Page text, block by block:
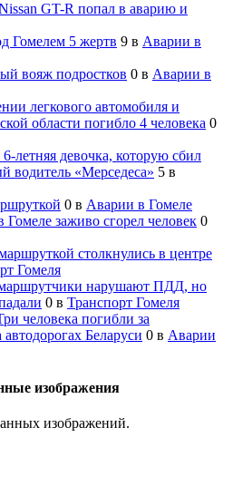
GT-R попал в аварию и
Гомелем 5 жертв 9 в Аварии в
вояж подростков 0 в Аварии в
легкового автомобиля и
области погибло 4 человека 0
летняя девочка, которую сбил
водитель «Мерседеса» 5 в
0 в Аварии в Гомеле
Гомеле заживо сгорел человек 0
столкнулись в центре
Гомеля
нарушают ПДД, но
0 в Транспорт Гомеля
человека погибли за
Беларуси 0 в Аварии
изображения
изображений.